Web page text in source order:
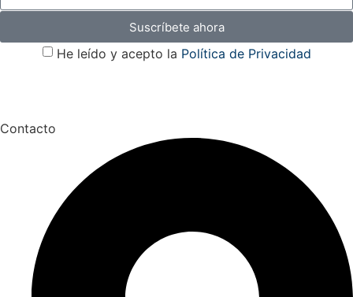
Suscríbete ahora
He leído y acepto la Política de Privacidad
Contacto